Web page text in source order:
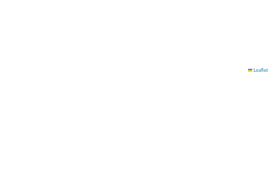
Leaflet